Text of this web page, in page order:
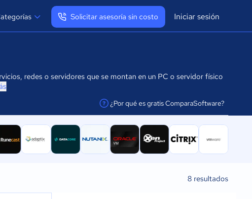
Solicitar asesoría sin costo Iniciar sesión
Cerrar sesión
redes o servidores que se montan en un PC o servidor físico
¿Por qué es gratis ComparaSoftware?
facilitar la conexión
8 resultados